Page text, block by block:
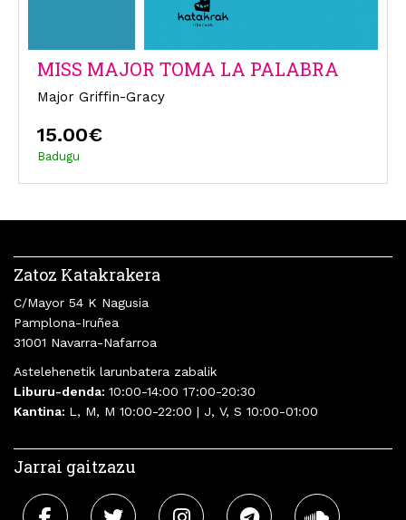
MISS MAJOR TOMA LA PALABRA
Major Griffin-Gracy
15.00€
Badugu
Zatoz Katakrakera
C/Mayor 54 K Nagusia
Pamplona-Iruñea
31001 Navarra-Nafarroa
Astelehenetik larunbatera zabalik
Liburu-denda: 10:00-14:00 17:00-20:30
Kantina: L, M, M 10:00-22:00 | J, V, S 10:00-01:00
Jarrai gaitzazu